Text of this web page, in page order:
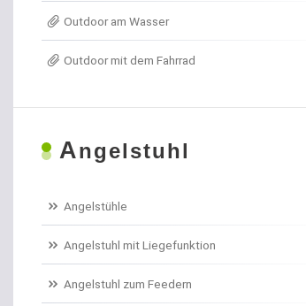
Angelschnur Dorsch
Angelschnur Feedern
Outdoor am Wasser
Outdoor mit dem Fahrrad
Angelstuhl
Angelstühle
Angelstuhl mit Liegefunktion
Angelstuhl zum Feedern